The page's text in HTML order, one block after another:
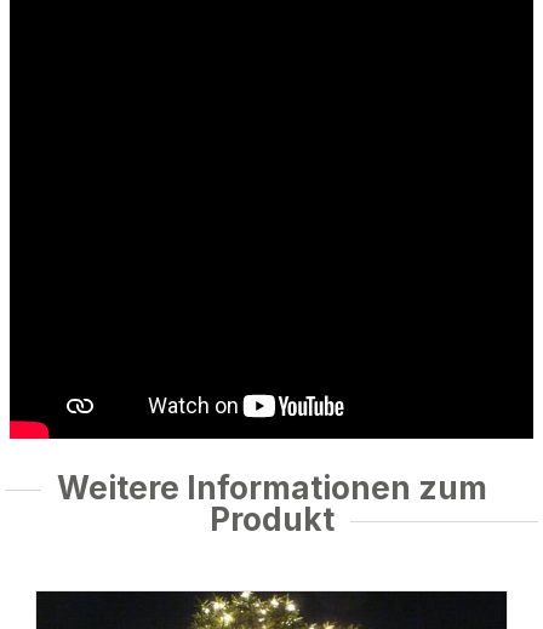
Weitere Informationen zum
Produkt